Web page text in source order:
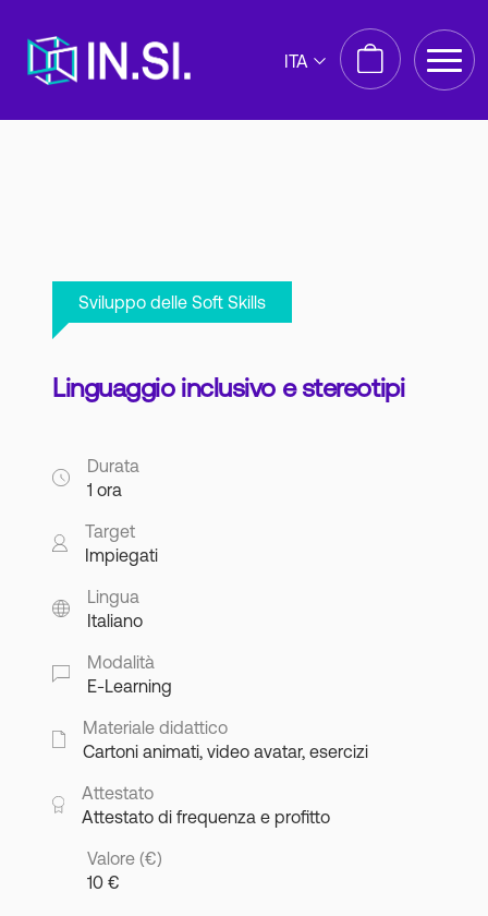
Sviluppo delle Soft Skills
Linguaggio inclusivo e stereotipi
Durata
1 ora
Target
Impiegati
Lingua
Italiano
Modalità
E-Learning
Materiale didattico
Cartoni animati, video avatar, esercizi
Attestato
Attestato di frequenza e profitto
Valore (€)
10 €
ITA